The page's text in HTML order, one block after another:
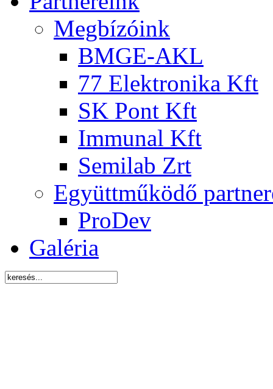
Megbízóink
BMGE-AKL
77 Elektronika Kft
SK Pont Kft
Immunal Kft
Semilab Zrt
Együttműködő
ProDev
Galéria